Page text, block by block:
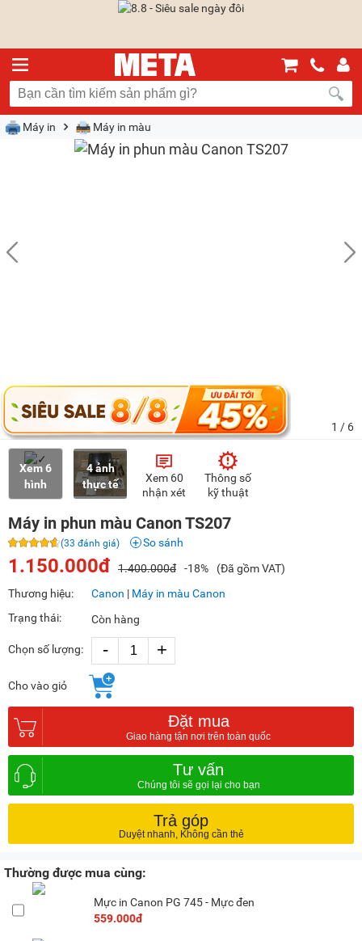
Máy in Máy in màu
1 / 6
Xem 6
hình
4 ảnh
thực tế
Xem 60
nhận xét
Thông số
kỹ thuật
Máy in phun màu Canon TS207
(33 đánh giá) So sánh
1.150.000đ 1.400.000đ -18%
(Đã gồm VAT)
Thương hiệu:
Canon | Máy in màu Canon
Trạng thái:
Còn hàng
Chọn số lượng: - +
Cho vào giỏ
Đặt mua
Tư vấn
Trả góp
Thường được mua cùng:
Mực in Canon PG 745 - Mực đen
559.000đ